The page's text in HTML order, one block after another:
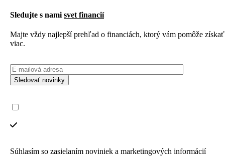
Sledujte s nami svet financií
Majte vždy najlepší prehľad o financiách, ktorý vám pomôže získať
viac.
Sledovať novinky
Súhlasím so zasielaním noviniek a marketingových informácií